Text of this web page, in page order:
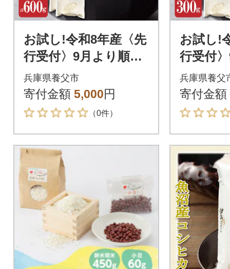
お試し!令和8年産〈先
行受付〉9月より順次
発送【蛇紋岩銀粒 彩
りの舞】計600g(2合×
2袋)
兵庫県養父市
寄付金額 5,000円
（0件）
お試し!
行受付
発送【
りの舞
袋)
兵庫県養父
寄付金額